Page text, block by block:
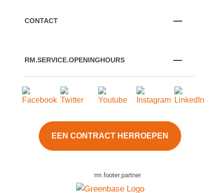
CONTACT
RM.SERVICE.OPENINGHOURS
EEN CONTRACT HERROEPEN
rm.footer.partner